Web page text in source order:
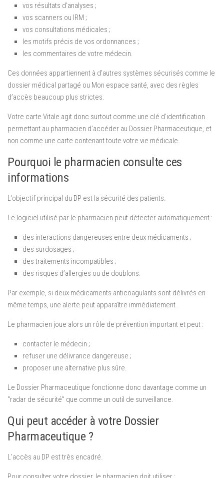
vos résultats d’analyses ;
vos scanners ou IRM ;
vos consultations médicales ;
les motifs précis de vos ordonnances ;
les commentaires de votre médecin.
Ces données appartiennent à d’autres systèmes sécurisés comme le
dossier médical partagé ou Mon espace santé, avec des règles
d’accès beaucoup plus strictes.
Votre carte Vitale agit donc surtout comme une clé d’identification
permettant au pharmacien d’accéder au Dossier Pharmaceutique, et
non comme une carte contenant toute votre vie médicale.
Pourquoi le pharmacien consulte ces
informations
L’objectif principal du DP est la sécurité des patients.
Le logiciel utilisé par le pharmacien peut détecter automatiquement :
des interactions dangereuses entre deux médicaments ;
des surdosages ;
des traitements incompatibles ;
des risques d’allergies ou de doublons.
Par exemple, si deux médicaments anticoagulants sont délivrés en
même temps, une alerte peut apparaître immédiatement.
Le pharmacien joue alors un rôle de prévention important et peut :
contacter le médecin ;
refuser une délivrance dangereuse ;
proposer une alternative plus sûre.
Le Dossier Pharmaceutique fonctionne donc davantage comme un
“radar de sécurité” que comme un outil de surveillance.
Qui peut accéder à votre Dossier
Pharmaceutique ?
L’accès au DP est très encadré.